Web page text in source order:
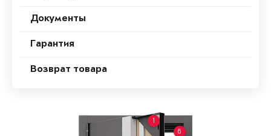
Документы
Гарантия
Возврат товара
1
6